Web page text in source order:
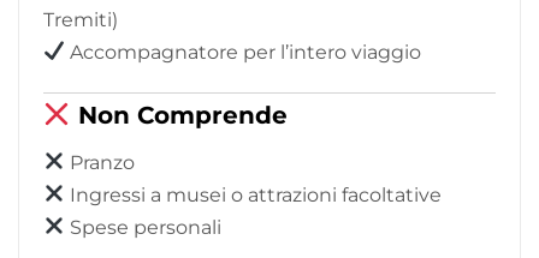
Tremiti)
Accompagnatore per l’intero viaggio
Non Comprende
Pranzo
Ingressi a musei o attrazioni facoltative
Spese personali